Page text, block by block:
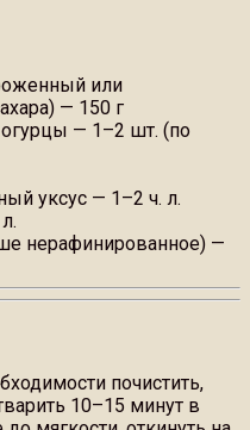
или
— 150 г
— 1–2 шт. (по
уксус — 1–2 ч. л.
нерафинированное) —
почистить,
10–15 минут в